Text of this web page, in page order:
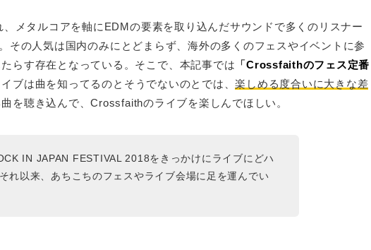
メタルコアを軸にEDMの要素を取り込んだサウンドで多くのリスナー
その人気は国内のみにとどまらず、海外の多くのフェスやイベントに参
らす存在となっている。そこで、本記事では 「Crossfaithのフェス定番
イブは曲を知ってるのとそうでないのとでは、楽しめる度合いに大きな差
を聴き込んで、Crossfaithのライブを楽しんでほしい。
IN JAPAN FESTIVAL 2018をきっかけにライブにどハ
れ以来、あちこちのフェスやライブ会場に足を運んでい